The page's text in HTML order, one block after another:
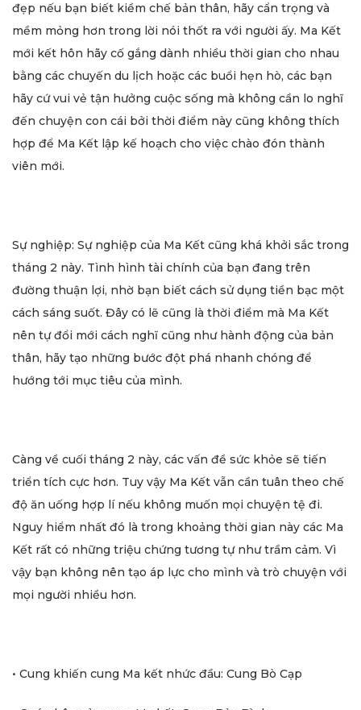
đẹp nếu bạn biết kiềm chế bản thân, hãy cẩn trọng và
mềm mỏng hơn trong lời nói thốt ra với người ấy. Ma Kết
mới kết hôn hãy cố gắng dành nhiều thời gian cho nhau
bằng các chuyến du lịch hoặc các buổi hẹn hò, các bạn
hãy cứ vui vẻ tận hưởng cuộc sống mà không cần lo nghĩ
đến chuyện con cái bởi thời điểm này cũng không thích
hợp để Ma Kết lập kế hoạch cho việc chào đón thành
viên mới.
Sự nghiệp: Sự nghiệp của Ma Kết cũng khá khởi sắc trong
tháng 2 này. Tình hình tài chính của bạn đang trên
đường thuận lợi, nhờ bạn biết cách sử dụng tiền bạc một
cách sáng suốt. Đây có lẽ cũng là thời điểm mà Ma Kết
nên tự đổi mới cách nghĩ cũng như hành động của bản
thân, hãy tạo những bước đột phá nhanh chóng để
hướng tới mục tiêu của mình.
Càng về cuối tháng 2 này, các vấn đề sức khỏe sẽ tiến
triển tích cực hơn. Tuy vậy Ma Kết vẫn cần tuân theo chế
độ ăn uống hợp lí nếu không muốn mọi chuyện tệ đi.
Nguy hiểm nhất đó là trong khoảng thời gian này các Ma
Kết rất có những triệu chứng tương tự như trầm cảm. Vì
vậy bạn không nên tạo áp lực cho mình và trò chuyện với
mọi người nhiều hơn.
• Cung khiến cung Ma kết nhức đầu: Cung Bò Cạp